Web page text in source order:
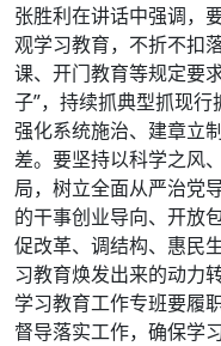
张胜利在讲话中强调，
观学习教育，不折不扣
课、开门教育等规定要
子”，持续抓典型抓现行
强化系统施治、建章立
差。要坚持以科学之风
局，树立全面从严治党
的干事创业导向、开放
促改革、调结构、惠民
习教育焕发出来的动力
学习教育工作专班要履
督导落实工作，确保学